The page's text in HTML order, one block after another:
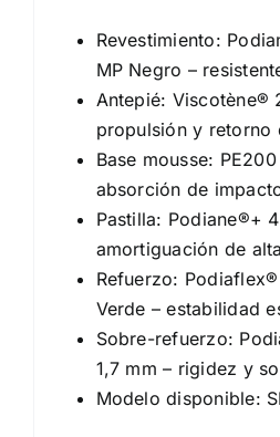
Revestimiento:
MP Negro –
Antepié: Viscotène®
propulsión y retorno
Base mousse:
absorción de
Pastilla: Podiane®+
amortiguación de
Refuerzo:
Verde – estabilidad
Sobre-refuerzo:
1,7 mm – rigidez y
Modelo disponible: